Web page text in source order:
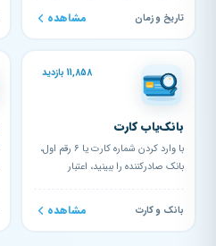
تاریخ و زمان مشاهده
11,858 بازدید
بانک‌یاب کارت
با وارد کردن شماره کارت یا ۶ رقم اول،
بانک صادرکننده را ببینید، اعتبار
بانک و کارت مشاهده